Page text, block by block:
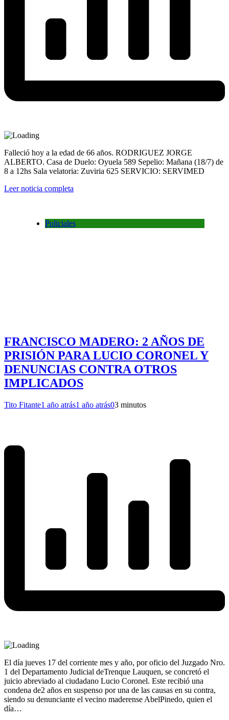
Falleció hoy a la edad de 66 años. RODRIGUEZ JORGE
ALBERTO. Casa de Duelo: Oyuela 589 Sepelio: Mañana (18/7) de
8 a 12hs Sala velatoria: Zuviria 625 SERVICIO: SERVIMED
Leer noticia completa
Policiales
FRANCISCO MADERO: 2 AÑOS DE
PRISIÓN PARA LUCIO CORONEL Y
DENUNCIAS CONTRA OTROS
IMPLICADOS
Tito Fitante1 año atrás1 año atrás03 minutos
El día jueves 17 del corriente mes y año, por oficio del Juzgado Nro.
1 del Departamento Judicial deTrenque Lauquen, se concretó el
juicio abreviado al ciudadano Lucio Coronel. Este recibió una
condena de2 años en suspenso por una de las causas en su contra,
siendo su denunciante el vecino maderense AbelPinedo, quien el
día…